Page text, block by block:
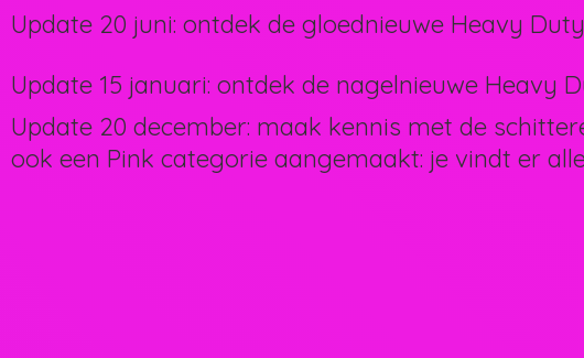
Update 20 juni: ontdek de gloednieuwe Heavy
Update 15 januari: ontdek de nagelnieuwe Heavy
Update 20 december: maak kennis met de
ook een Pink categorie aangemaakt: je vindt er